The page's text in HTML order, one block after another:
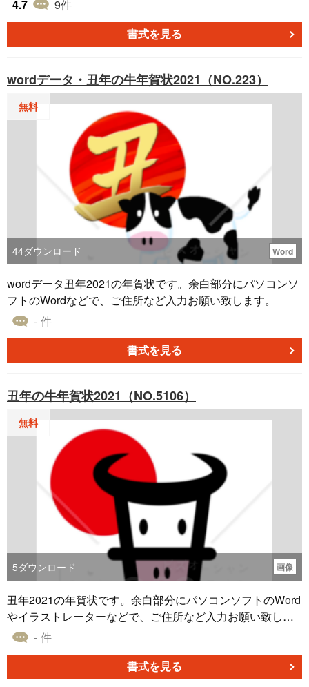
入力してお使いいただけます。
4.7 9件
書式を見る
wordデータ・丑年の牛年賀状2021（NO.223）
無料
44ダウンロード Word
wordデータ丑年2021の年賀状です。余白部分にパソコンソ
フトのWordなどで、ご住所など入力お願い致します。
- 件
書式を見る
丑年の牛年賀状2021（NO.5106）
無料
5ダウンロード 画像
丑年2021の年賀状です。余白部分にパソコンソフトのWord
やイラストレーターなどで、ご住所など入力お願い致しま
す。 - 件
書式を見る